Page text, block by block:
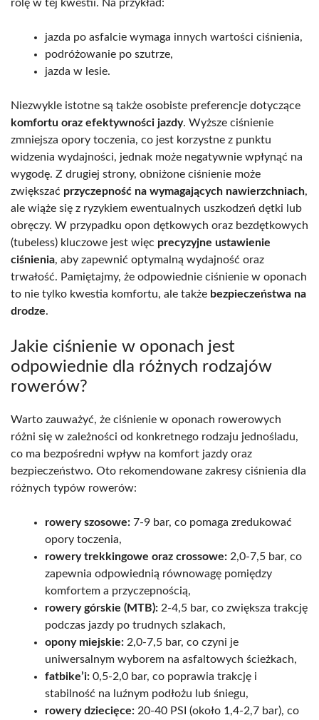
rolę w tej kwestii. Na przykład:
jazda po asfalcie wymaga innych wartości ciśnienia,
podróżowanie po szutrze,
jazda w lesie.
Niezwykle istotne są także osobiste preferencje dotyczące
komfortu oraz efektywności jazdy. Wyższe ciśnienie
zmniejsza opory toczenia, co jest korzystne z punktu
widzenia wydajności, jednak może negatywnie wpłynąć na
wygodę. Z drugiej strony, obniżone ciśnienie może
zwiększać przyczepność na wymagających nawierzchniach,
ale wiąże się z ryzykiem ewentualnych uszkodzeń dętki lub
obręczy. W przypadku opon dętkowych oraz bezdętkowych
(tubeless) kluczowe jest więc precyzyjne ustawienie
ciśnienia, aby zapewnić optymalną wydajność oraz
trwałość. Pamiętajmy, że odpowiednie ciśnienie w oponach
to nie tylko kwestia komfortu, ale także bezpieczeństwa na
drodze.
Jakie ciśnienie w oponach jest
odpowiednie dla różnych rodzajów
rowerów?
Warto zauważyć, że ciśnienie w oponach rowerowych
różni się w zależności od konkretnego rodzaju jednośladu,
co ma bezpośredni wpływ na komfort jazdy oraz
bezpieczeństwo. Oto rekomendowane zakresy ciśnienia dla
różnych typów rowerów:
rowery szosowe: 7-9 bar, co pomaga zredukować
opory toczenia,
rowery trekkingowe oraz crossowe: 2,0-7,5 bar, co
zapewnia odpowiednią równowagę pomiędzy
komfortem a przyczepnością,
rowery górskie (MTB): 2-4,5 bar, co zwiększa trakcję
podczas jazdy po trudnych szlakach,
opony miejskie: 2,0-7,5 bar, co czyni je
uniwersalnym wyborem na asfaltowych ścieżkach,
fatbike’i: 0,5-2,0 bar, co poprawia trakcję i
stabilność na luźnym podłożu lub śniegu,
rowery dziecięce: 20-40 PSI (około 1,4-2,7 bar), co